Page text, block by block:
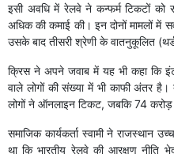
इसी अवधि में रेलवे ने कन्फर्म टिकटों
अधिक की कमाई की। इन दोनों मामलों में
उसके बाद तीसरी श्रेणी के वातनुकूलित
क्रिस ने अपने जवाब में यह भी कहा कि
वाले लोगों की संख्या में भी काफी अंतर
लोगों ने ऑनलाइन टिकट, जबकि 74 करोड़
समाजिक कार्यकर्ता स्वामी ने राजस्थान
था कि भारतीय रेलवे की आरक्षण नीति